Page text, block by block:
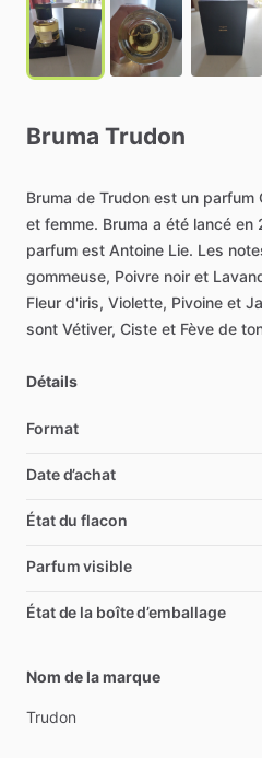
Bruma Trudon
Bruma de Trudon est un parfum
et femme. Bruma a été lancé en
parfum est Antoine Lie. Les
gommeuse, Poivre noir et
Fleur d'iris, Violette, Pivoine et
sont Vétiver, Ciste et Fève de
Détails
Format
Date d’achat
État du flacon
Parfum visible
État de la boîte d’emballage
Nom de la marque
Trudon